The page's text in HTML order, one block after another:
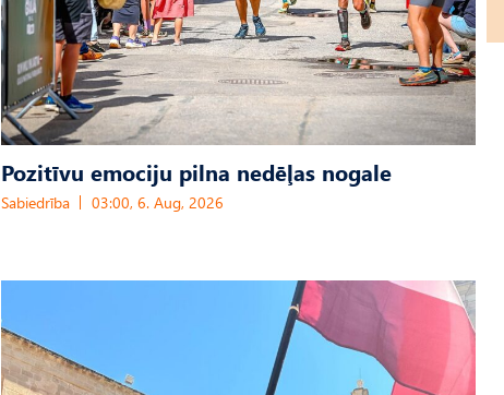
Pozitīvu emociju pilna nedēļas nogale
Sabiedrība 03:00, 6. Aug, 2026